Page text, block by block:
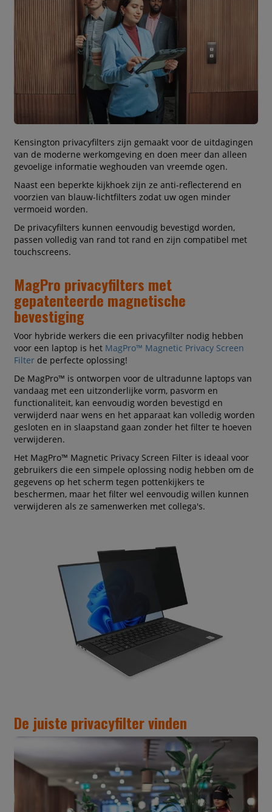
Kensington privacyfilters zijn gemaakt voor de uitdagingen
van de moderne werkomgeving en doen meer dan alleen
gevoelige informatie weghouden van vreemde ogen.
Naast een beperkte kijkhoek zijn ze anti-reflecterend en
voorzien van blauw-lichtfilters zodat uw ogen minder
vermoeid worden.
De privacyfilters kunnen eenvoudig bevestigd worden,
passen volledig van rand tot rand en zijn compatibel met
touchscreens.
MagPro privacyfilters met
gepatenteerde magnetische
bevestiging
Voor hybride werkers die een privacyfilter nodig hebben
voor een laptop is het MagPro™ Magnetic Privacy Screen
Filterde perfecte oplossing!
De MagPro™ is ontworpen voor de ultradunne laptops van
vandaag met een uitzonderlijke vorm, pasvorm en
functionaliteit, kan eenvoudig worden bevestigd en
verwijderd naar wens en het apparaat kan volledig worden
gesloten en in slaapstand gaan zonder het filter te hoeven
verwijderen.
Het MagPro™ Magnetic Privacy Screen Filter is ideaal voor
gebruikers die een simpele oplossing nodig hebben om de
gegevens op het scherm tegen pottenkijkers te
beschermen, maar het filter wel eenvoudig willen kunnen
verwijderen als ze samenwerken met collega's.
De juiste privacyfilter vinden